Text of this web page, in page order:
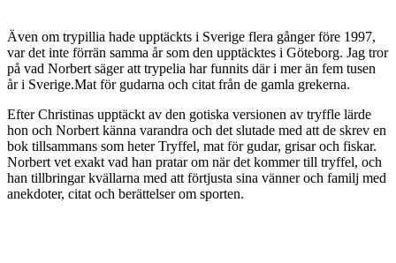
Även om trypillia hade upptäckts i Sverige flera gånger före 1997,
var det inte förrän samma år som den upptäcktes i Göteborg. Jag tror
på vad Norbert säger att trypelia har funnits där i mer än fem tusen
år i Sverige.Mat för gudarna och citat från de gamla grekerna.
Efter Christinas upptäckt av den gotiska versionen av tryffle lärde
hon och Norbert känna varandra och det slutade med att de skrev en
bok tillsammans som heter Tryffel, mat för gudar, grisar och fiskar.
Norbert vet exakt vad han pratar om när det kommer till tryffel, och
han tillbringar kvällarna med att förtjusta sina vänner och familj med
anekdoter, citat och berättelser om sporten.